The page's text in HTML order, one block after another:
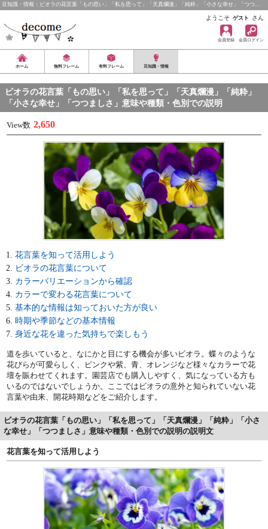
豆知識・情報：ビオラの花言葉「もの思い」「私を思って」「天真爛漫」「純粋」「小さな幸せ」「つつ…
ようこそ ゲスト さん
会員登録 会員ログイン
ホーム 無料フレーム 有料フレーム 豆知識・情報
ビオラの花言葉「もの思い」「私を思って」「天真爛漫」「純粋」
「小さな幸せ」「つつましさ」意味や種類・色別での説明
View数 2,650
花言葉を知って活用しよう
ビオラの花言葉について
カラーバリエーションから確認
カラーで変わる花言葉について
基本的な情報は知っておいた方が良い
時期や季節などの基本情報
身近な花を違った気持ちで楽しもう
道を歩いていると、なにかと目にする機会が多いビオラ。蝶々のような
花びらが可愛らしく、ピンクや紫、青、オレンジなど様々なカラーで花
壇を賑わせてくれます。園芸店でも購入しやすく、気になっている方も
いるのではないでしょうか。ここではビオラの意外と知られていない花
言葉や由来、開花時期などをご紹介します。
ビオラの花言葉「もの思い」「私を思って」「天真爛漫」「純粋」「小さ
な幸せ」「つつましさ」意味や種類・色別での説明の説明文
花言葉を知って活用しよう